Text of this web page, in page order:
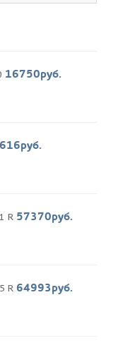
16750руб.
R 57370руб.
R 64993руб.